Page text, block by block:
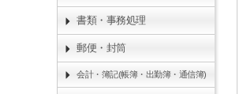
書類・事務処理
郵便・封筒
会計・簿記(帳簿・出勤簿・通信簿)